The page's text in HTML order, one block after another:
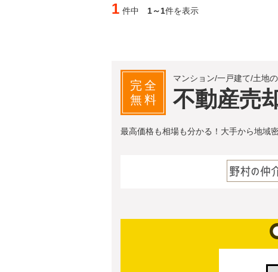
1 件中 1～1件を表示
完全
無料
マンション/一戸建て/土地
不動産売
最高価格も相場も分かる！大手から地域